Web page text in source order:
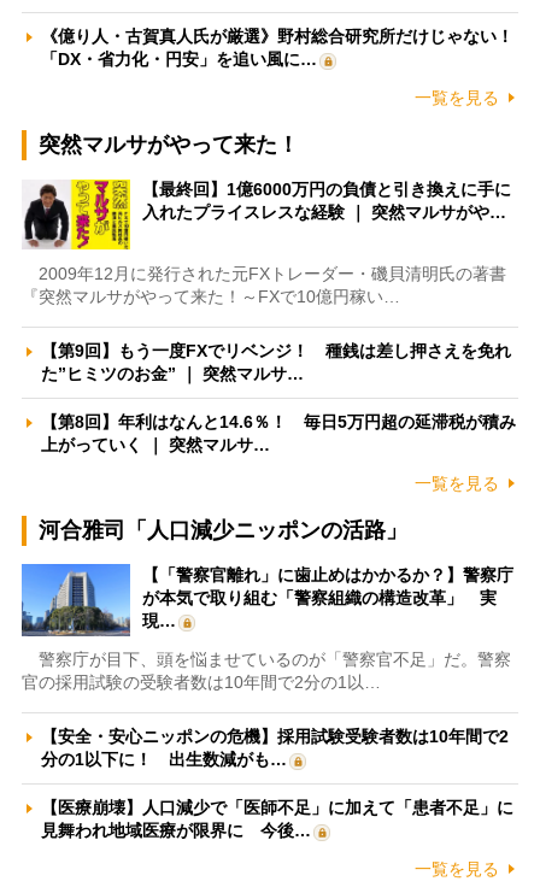
《億り人・古賀真人氏が厳選》野村総合研究所だけじゃない！
「DX・省力化・円安」を追い風に…
一覧を見る
突然マルサがやって来た！
【最終回】1億6000万円の負債と引き換えに手に
入れたプライスレスな経験 ｜ 突然マルサがや…
2009年12月に発行された元FXトレーダー・磯貝清明氏の著書
『突然マルサがやって来た！～FXで10億円稼い…
【第9回】もう一度FXでリベンジ！ 種銭は差し押さえを免れ
た”ヒミツのお金” ｜ 突然マルサ…
【第8回】年利はなんと14.6％！ 毎日5万円超の延滞税が積み
上がっていく ｜ 突然マルサ…
一覧を見る
河合雅司「人口減少ニッポンの活路」
【「警察官離れ」に歯止めはかかるか？】警察庁
が本気で取り組む「警察組織の構造改革」 実
現…
警察庁が目下、頭を悩ませているのが「警察官不足」だ。警察
官の採用試験の受験者数は10年間で2分の1以…
【安全・安心ニッポンの危機】採用試験受験者数は10年間で2
分の1以下に！ 出生数減がも…
【医療崩壊】人口減少で「医師不足」に加えて「患者不足」に
見舞われ地域医療が限界に 今後…
一覧を見る